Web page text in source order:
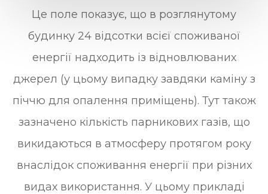
Це поле показує, що в розглянутому
будинку 24 відсотки всієї споживаної
енергії надходить із відновлюваних
джерел (у цьому випадку завдяки каміну з
піччю для опалення приміщень). Тут також
зазначено кількість парникових газів, що
викидаються в атмосферу протягом року
внаслідок споживання енергії при різних
видах використання. У цьому прикладі